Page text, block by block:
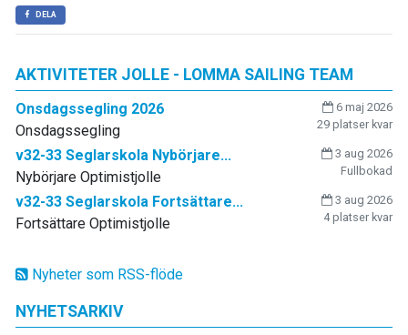
Nyheter som RSS-flöde
NYHETSARKIV
DELA
AKTIVITETER JOLLE - LOMMA SAILING TEAM
Onsdagssegling 2026
6 maj 2026
29 platser kvar
Onsdagssegling
v32-33 Seglarskola Nybörjare...
3 aug 2026
Fullbokad
Nybörjare Optimistjolle
v32-33 Seglarskola Fortsättare...
3 aug 2026
4 platser kvar
Fortsättare Optimistjolle